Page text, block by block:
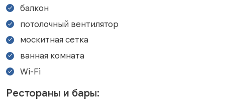
балкон
потолочный вентилятор
москитная сетка
ванная комната
Wi-Fi
Рестораны и бары: